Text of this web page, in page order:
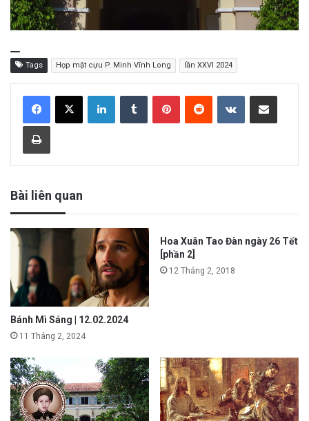
Tags Họp mặt cựu P. Minh Vĩnh Long lần XXVI 2024
Bài liên quan
Bánh Mì Sáng | 12.02.2024
11 Tháng 2, 2024
Hoa Xuân Tao Đàn ngày 26 Tết
[phần 2]
12 Tháng 2, 2018